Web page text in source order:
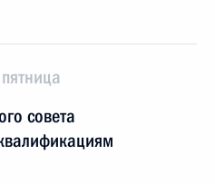
совета